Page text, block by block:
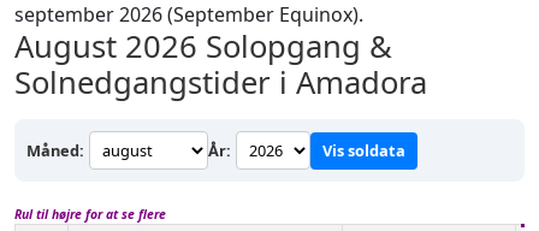
september 2026 (September Equinox).
August 2026 Solopgang &
Solnedgangstider i Amadora
Måned: År: Vis soldata
Rul til højre for at se flere